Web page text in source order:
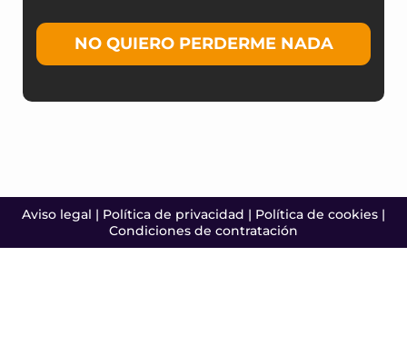
NO QUIERO PERDERME NADA
Aviso legal | Política de privacidad | Política de cookies |
Condiciones de contratación